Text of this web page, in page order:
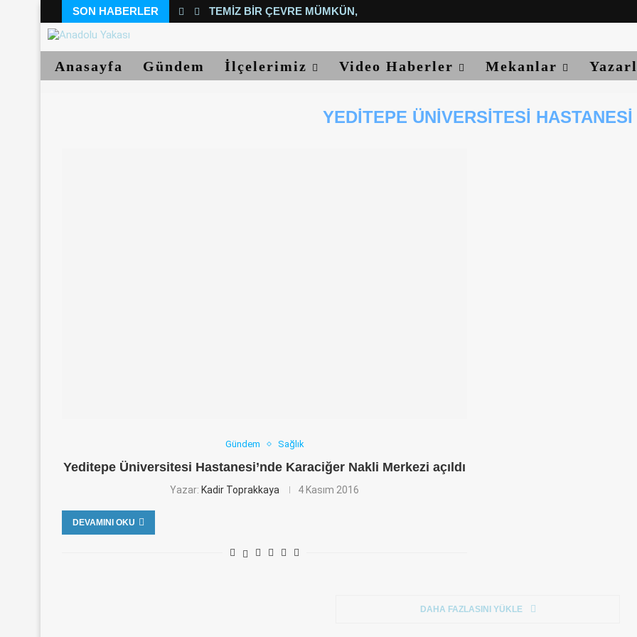
SON HABERLER TEMIZ BIR ÇEVRE MÜMKÜN, YETER...
Anasayfa Gündem İlçelerimiz Video Haberler Mekanlar
YEDITEPE ÜNIVERSITESI HASTANESI
Gündem Sağlık
Yeditepe Üniversitesi Hastanesi’nde Karaciğer Nakli Merkezi açıldı
Yazar: Kadir Toprakkaya 4 Kasım 2016
DEVAMINI OKU
DAHA FAZLASINI YÜKLE